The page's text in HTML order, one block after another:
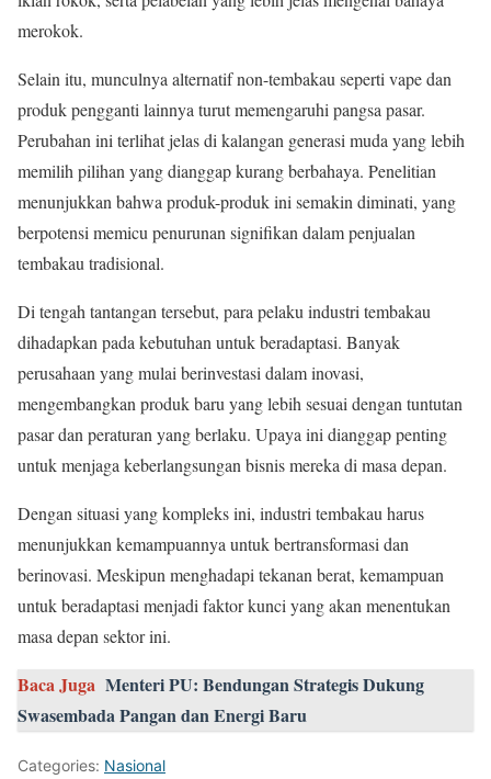
merokok.
Selain itu, munculnya alternatif non-tembakau seperti vape dan
produk pengganti lainnya turut memengaruhi pangsa pasar.
Perubahan ini terlihat jelas di kalangan generasi muda yang lebih
memilih pilihan yang dianggap kurang berbahaya. Penelitian
menunjukkan bahwa produk-produk ini semakin diminati, yang
berpotensi memicu penurunan signifikan dalam penjualan
tembakau tradisional.
Di tengah tantangan tersebut, para pelaku industri tembakau
dihadapkan pada kebutuhan untuk beradaptasi. Banyak
perusahaan yang mulai berinvestasi dalam inovasi,
mengembangkan produk baru yang lebih sesuai dengan tuntutan
pasar dan peraturan yang berlaku. Upaya ini dianggap penting
untuk menjaga keberlangsungan bisnis mereka di masa depan.
Dengan situasi yang kompleks ini, industri tembakau harus
menunjukkan kemampuannya untuk bertransformasi dan
berinovasi. Meskipun menghadapi tekanan berat, kemampuan
untuk beradaptasi menjadi faktor kunci yang akan menentukan
masa depan sektor ini.
Baca Juga Menteri PU: Bendungan Strategis Dukung
Swasembada Pangan dan Energi Baru
Categories: Nasional